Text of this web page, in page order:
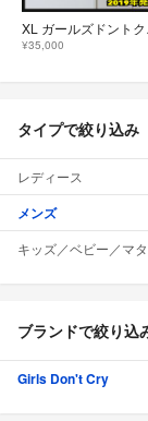
XL
¥35,000
タイプで絞り込み
レディース
メンズ
キッズ／ベビー／マ
ブランドで絞り込
Girls Don't Cry